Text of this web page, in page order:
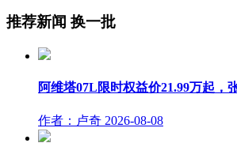
推荐新闻 换一批
阿维塔07L限时权益价21.99万起，
作者：卢奇 2026-08-08